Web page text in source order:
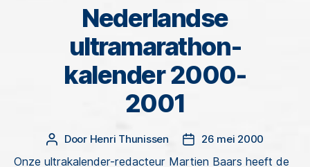
Nederlandse
ultramarathon-
kalender 2000-
2001
Berichtauteur
Door Henri Thunissen Berichtdatum
26 mei 2000
Onze ultrakalender-redacteur Martien Baars heeft de